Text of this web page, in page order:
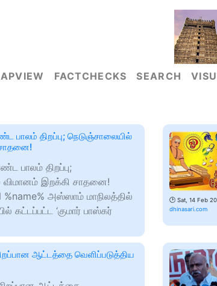
FACTCHECKS SEARCH
பாலம் திறப்பு; நெடுஞ்சாலையில்
பாலம் திறப்பு;
விமானம் இறக்கி சாதனை!
%name% அஸ்ஸாம் மாநிலத்தில்
கட்டப்பட்ட ‘குமார் பாஸ்கர்
🕑 Sat, 14 Feb
dhinasari.com
ஆட்டத்தை வெளிப்படுத்திய